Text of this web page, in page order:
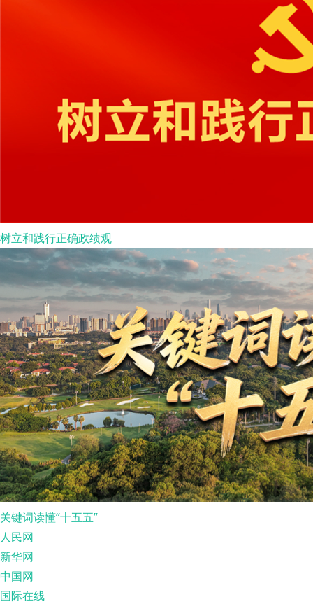
树立和践行正确政绩观
关键词读懂“十五五”
人民网
新华网
中国网
国际在线